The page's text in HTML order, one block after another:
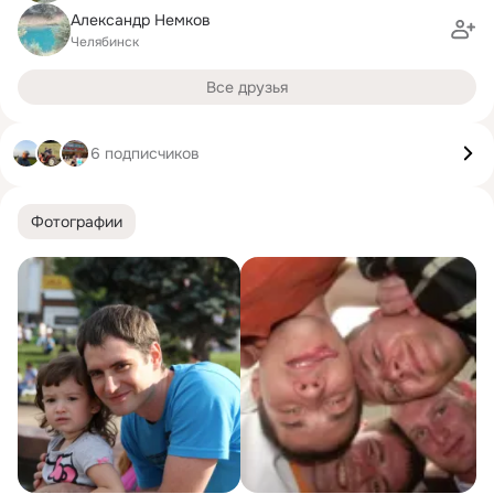
Фотографии
Александр Немков
Челябинск
Все друзья
6 подписчиков